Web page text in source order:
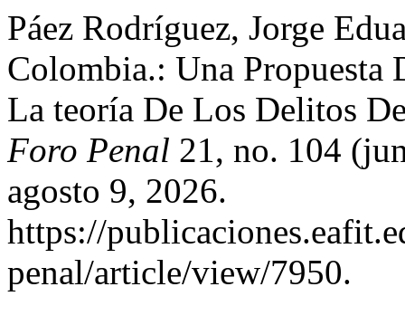
Páez Rodríguez, Jorge
Colombia.: Una Propuesta
La teoría De Los Delitos
Foro Penal 21, no. 104
agosto 9, 2026.
https://
penal/article/view/7950.